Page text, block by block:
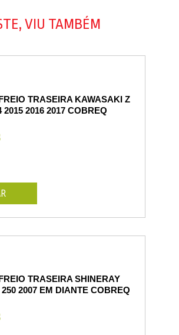
VIU TAMBÉM
TRASEIRA KAWASAKI Z
2015 2016 2017 COBREQ
TRASEIRA SHINERAY
2007 EM DIANTE COBREQ